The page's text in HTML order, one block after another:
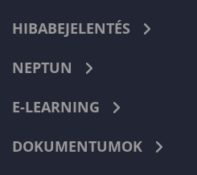
HIBABEJELENTÉS
NEPTUN
E-LEARNING
DOKUMENTUMOK